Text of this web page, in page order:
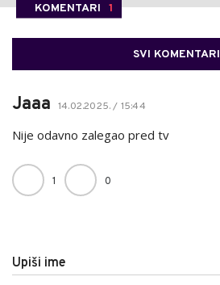
KOMENTARI 1
SVI KOMENTARI
Jaaa 14.02.2025. / 15:44
Nije odavno zalegao pred tv
1 0
Upiši ime